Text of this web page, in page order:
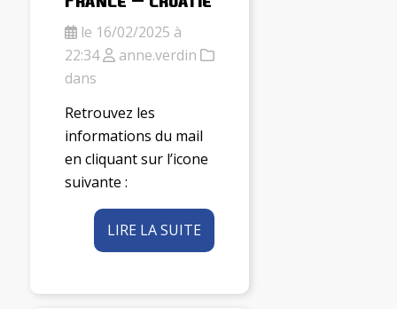
le 16/02/2025 à
22:34
anne.verdin
dans
Retrouvez les
informations du mail
en cliquant sur l’icone
suivante :
LIRE LA SUITE